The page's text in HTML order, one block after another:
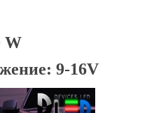
W
9-16V